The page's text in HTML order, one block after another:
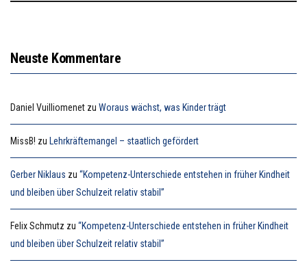
Neuste Kommentare
Daniel Vuilliomenet zu Woraus wächst, was Kinder trägt
MissB! zu Lehrkräftemangel – staatlich gefördert
Gerber Niklaus zu “Kompetenz-Unterschiede entstehen in früher Kindheit
und bleiben über Schulzeit relativ stabil”
Felix Schmutz zu “Kompetenz-Unterschiede entstehen in früher Kindheit
und bleiben über Schulzeit relativ stabil”